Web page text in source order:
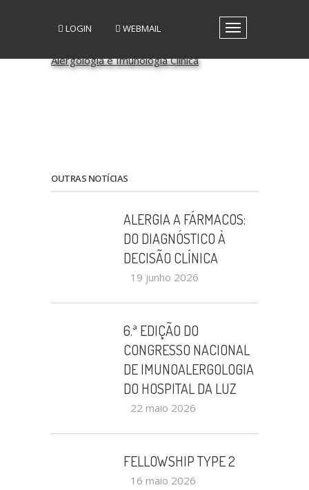
Toggle
GRUPOS DE INTERESSE
CONTACTOS
LOGIN WEBMAIL
OUTRAS NOTÍCIAS
ALERGIA A FÁRMACOS:
DO DIAGNÓSTICO À
DECISÃO CLÍNICA
19 junho 2026
6.ª EDIÇÃO DO
CONGRESSO NACIONAL
DE IMUNOALERGOLOGIA
DO HOSPITAL DA LUZ
22 maio 2026
FELLOWSHIP TYPE 2
16 maio 2026